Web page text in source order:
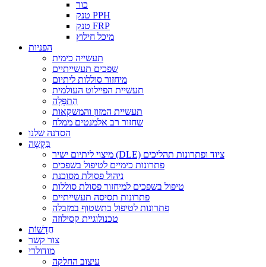
כור
טנק PPH
טנק FRP
מיכל חילוץ
הפניות
תעשייה כימית
שפכים תעשייתיים
מיחזור סוללות ליתיום
תעשיית הפיילוט העולמית
הַתפָּלָה
תעשיית המזון והמשקאות
שחזור רב אלמנטים ממלח
הסדנה שלנו
בַּקָשָׁה
מיצוי ליתיום ישיר (DLE) ציוד ופתרונות תהליכים
פתרונות כימיים לטיפול בשפכים
ניהול פסולת מסוכנת
טיפול בשפכים למיחזור פסולת סוללות
פתרונות תסיסה תעשייתיים
פתרונות לטיפול בתשטוף במזבלה
טכנולוגיית קסילוזה
חֲדָשׁוֹת
צור קשר
מודולרי
עיצוב החלקה